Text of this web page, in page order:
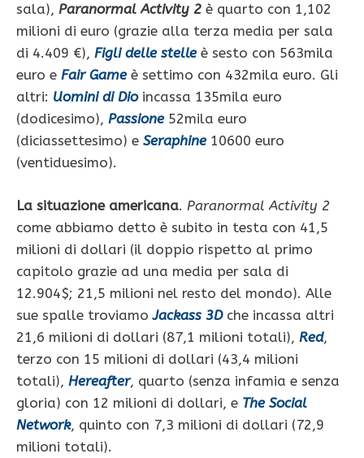
sala), Paranormal Activity 2 è quarto con 1,102
milioni di euro (grazie alla terza media per sala
di 4.409 €), Figli delle stelleè sesto con 563mila
euro e Fair Gameè settimo con 432mila euro. Gli
altri: Uomini di Dioincassa 135mila euro
(dodicesimo), Passione52mila euro
(diciassettesimo) e Seraphine10600 euro
(ventiduesimo).
La situazione americana. Paranormal Activity 2
come abbiamo detto è subito in testa con 41,5
milioni di dollari (il doppio rispetto al primo
capitolo grazie ad una media per sala di
12.904$; 21,5 milioni nel resto del mondo). Alle
sue spalle troviamoJackass 3Dche incassa altri
21,6 milioni di dollari (87,1 milioni totali), Red,
terzo con 15 milioni di dollari (43,4 milioni
totali), Hereafter, quarto (senza infamia e senza
gloria) con 12 milioni di dollari, e The Social
Network, quinto con 7,3 milioni di dollari (72,9
milioni totali).